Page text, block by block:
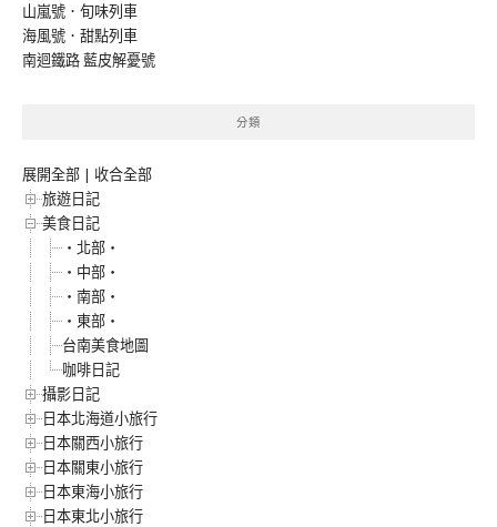
山嵐號．旬味列車
海風號．甜點列車
南迴鐵路 藍皮解憂號
分類
展開全部 | 收合全部
旅遊日記
美食日記
‧北部‧
‧中部‧
‧南部‧
‧東部‧
台南美食地圖
咖啡日記
攝影日記
日本北海道小旅行
日本關西小旅行
日本關東小旅行
日本東海小旅行
日本東北小旅行